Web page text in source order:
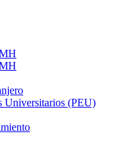
Universitarios (PEU)